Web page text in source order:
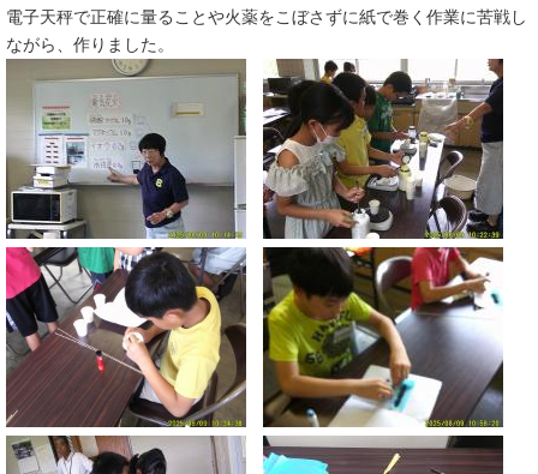
電子天秤で正確に量ることや火薬をこぼさずに紙で巻く作業に苦戦し
ながら、作りました。